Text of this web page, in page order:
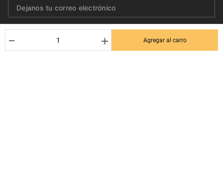
＋
－ Agregar al carro
Quiero recibir el newsletter con promociones.